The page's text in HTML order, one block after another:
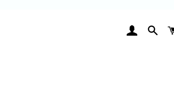
ログイン検索